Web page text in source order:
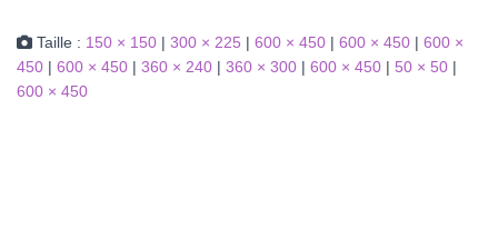
Taille : 150 × 150 | 300 × 225 | 600 × 450 | 600 × 450 | 600 ×
450 | 600 × 450 | 360 × 240 | 360 × 300 | 600 × 450 | 50 × 50 |
600 × 450